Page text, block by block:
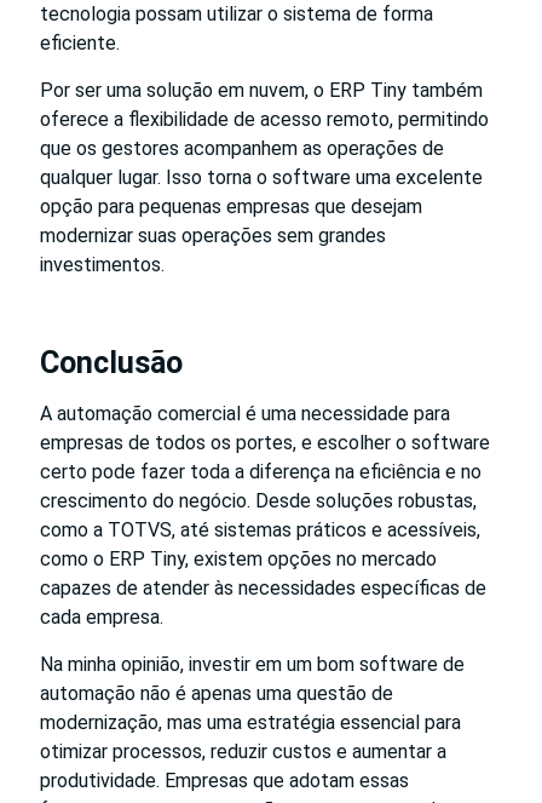
tecnologia possam utilizar o sistema de forma
eficiente.
Por ser uma solução em nuvem, o ERP Tiny também
oferece a flexibilidade de acesso remoto, permitindo
que os gestores acompanhem as operações de
qualquer lugar. Isso torna o software uma excelente
opção para pequenas empresas que desejam
modernizar suas operações sem grandes
investimentos.
Conclusão
A automação comercial é uma necessidade para
empresas de todos os portes, e escolher o software
certo pode fazer toda a diferença na eficiência e no
crescimento do negócio. Desde soluções robustas,
como a TOTVS, até sistemas práticos e acessíveis,
como o ERP Tiny, existem opções no mercado
capazes de atender às necessidades específicas de
cada empresa.
Na minha opinião, investir em um bom software de
automação não é apenas uma questão de
modernização, mas uma estratégia essencial para
otimizar processos, reduzir custos e aumentar a
produtividade. Empresas que adotam essas